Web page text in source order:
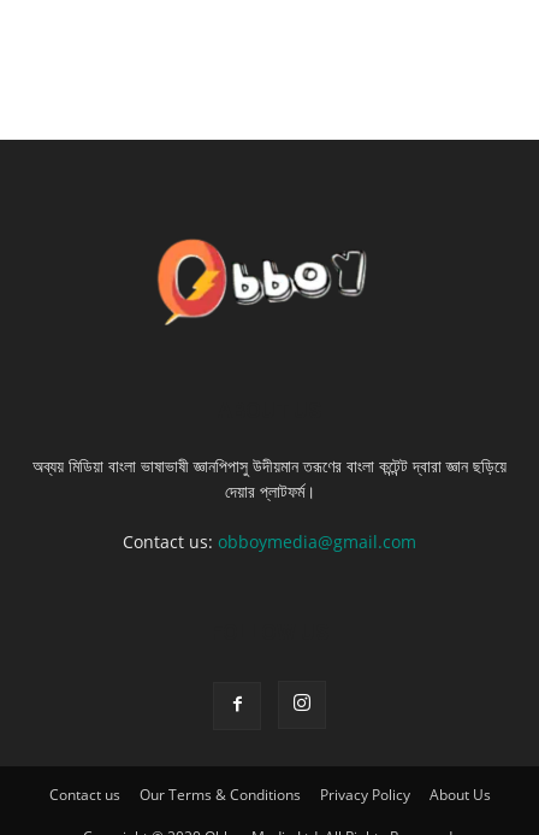
অব্যয় মিডিয়া বাংলা ভাষাভাষী জ্ঞানপিপাসু উদীয়মান তরূণের বাংলা কন্টেন্ট দ্বারা জ্ঞান ছড়িয়ে
দেয়ার প্লাটফর্ম।
Contact us: obboymedia@gmail.com
Contact us Our Terms & Conditions Privacy Policy About Us